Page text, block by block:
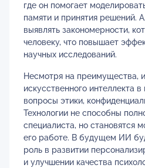
где он помогает
памяти и принятия решений.
выявлять закономерности,
человеку, что повышает
научных исследований.
Несмотря на преимущества,
искусственного интеллекта
вопросы этики,
Технологии не способны
специалиста, но становятся
его работе. В будущем ИИ
роль в развитии
и улучшении качества